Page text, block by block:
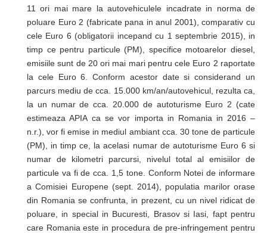
11 ori mai mare la autovehiculele incadrate in norma de
poluare Euro 2 (fabricate pana in anul 2001), comparativ cu
cele Euro 6 (obligatorii incepand cu 1 septembrie 2015), in
timp ce pentru particule (PM), specifice motoarelor diesel,
emisiile sunt de 20 ori mai mari pentru cele Euro 2 raportate
la cele Euro 6. Conform acestor date si considerand un
parcurs mediu de cca. 15.000 km/an/autovehicul, rezulta ca,
la un numar de cca. 20.000 de autoturisme Euro 2 (cate
estimeaza APIA ca se vor importa in Romania in 2016 –
n.r.), vor fi emise in mediul ambiant cca. 30 tone de particule
(PM), in timp ce, la acelasi numar de autoturisme Euro 6 si
numar de kilometri parcursi, nivelul total al emisiilor de
particule va fi de cca. 1,5 tone. Conform Notei de informare
a Comisiei Europene (sept. 2014), populatia marilor orase
din Romania se confrunta, in prezent, cu un nivel ridicat de
poluare, in special in Bucuresti, Brasov si Iasi, fapt pentru
care Romania este in procedura de pre-infringement pentru